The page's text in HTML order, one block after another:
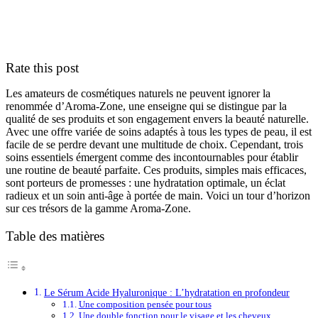
Rate this post
Les amateurs de cosmétiques naturels ne peuvent ignorer la
renommée d’Aroma-Zone, une enseigne qui se distingue par la
qualité de ses produits et son engagement envers la beauté naturelle.
Avec une offre variée de soins adaptés à tous les types de peau, il est
facile de se perdre devant une multitude de choix. Cependant, trois
soins essentiels émergent comme des incontournables pour établir
une routine de beauté parfaite. Ces produits, simples mais efficaces,
sont porteurs de promesses : une hydratation optimale, un éclat
radieux et un soin anti-âge à portée de main. Voici un tour d’horizon
sur ces trésors de la gamme Aroma-Zone.
Table des matières
Le Sérum Acide Hyaluronique : L’hydratation en profondeur
Une composition pensée pour tous
Une double fonction pour le visage et les cheveux